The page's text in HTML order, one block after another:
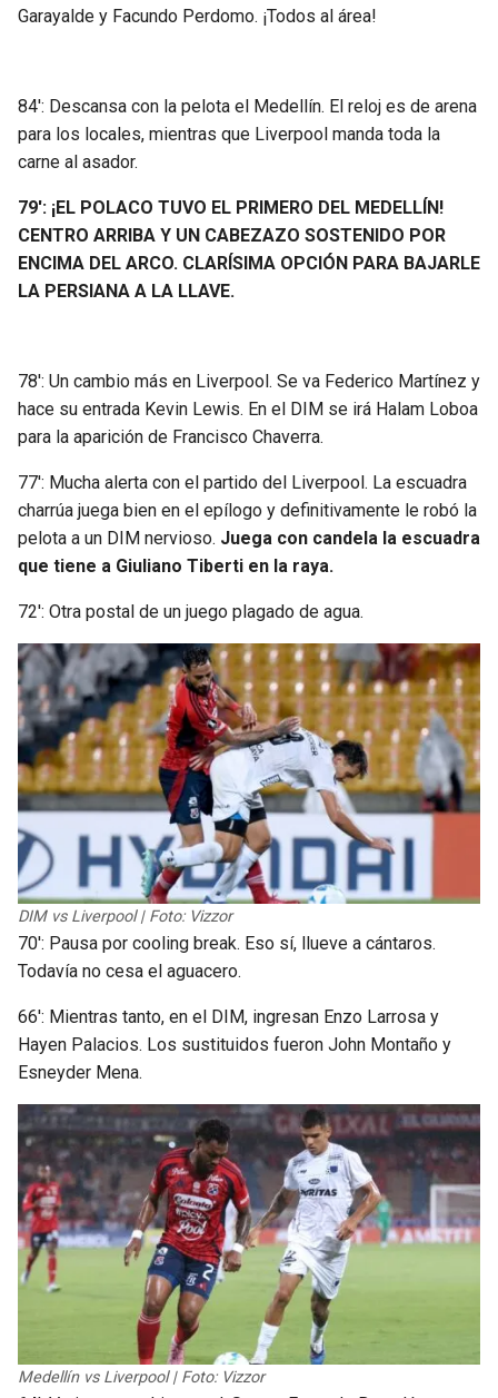
Garayalde y Facundo Perdomo. ¡Todos al área!
84′: Descansa con la pelota el Medellín. El reloj es de arena
para los locales, mientras que Liverpool manda toda la
carne al asador.
79′: ¡EL POLACO TUVO EL PRIMERO DEL MEDELLÍN!
CENTRO ARRIBA Y UN CABEZAZO SOSTENIDO POR
ENCIMA DEL ARCO. CLARÍSIMA OPCIÓN PARA BAJARLE
LA PERSIANA A LA LLAVE.
78′: Un cambio más en Liverpool. Se va Federico Martínez y
hace su entrada Kevin Lewis. En el DIM se irá Halam Loboa
para la aparición de Francisco Chaverra.
77′: Mucha alerta con el partido del Liverpool. La escuadra
charrúa juega bien en el epílogo y definitivamente le robó la
pelota a un DIM nervioso. Juega con candela la escuadra
que tiene a Giuliano Tiberti en la raya.
72′: Otra postal de un juego plagado de agua.
DIM vs Liverpool | Foto: Vizzor
70′: Pausa por cooling break. Eso sí, llueve a cántaros.
Todavía no cesa el aguacero.
66′: Mientras tanto, en el DIM, ingresan Enzo Larrosa y
Hayen Palacios. Los sustituidos fueron John Montaño y
Esneyder Mena.
Medellín vs Liverpool | Foto: Vizzor